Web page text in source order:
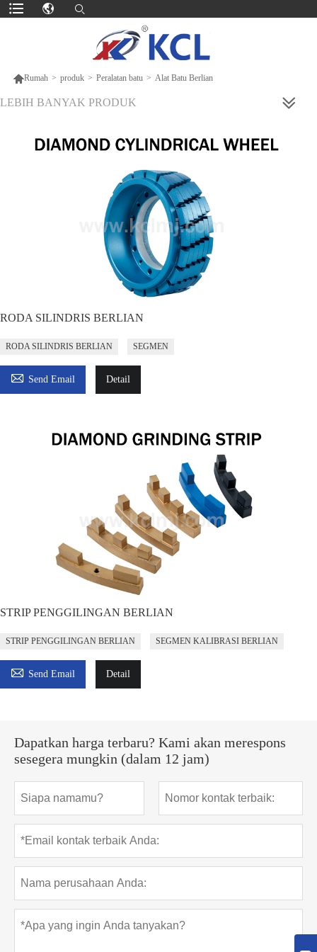
Rumah > produk > Peralatan batu > Alat Batu Berlian
LEBIH BANYAK PRODUK
RODA SILINDRIS BERLIAN
RODA SILINDRIS BERLIAN SEGMEN
 Send Email Detail
STRIP PENGGILINGAN BERLIAN
STRIP PENGGILINGAN BERLIAN SEGMEN KALIBRASI BERLIAN
 Send Email Detail
Dapatkan harga terbaru? Kami akan merespons
sesegera mungkin (dalam 12 jam)